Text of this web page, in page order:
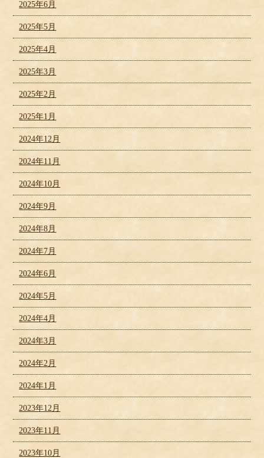
2025年6月
2025年5月
2025年4月
2025年3月
2025年2月
2025年1月
2024年12月
2024年11月
2024年10月
2024年9月
2024年8月
2024年7月
2024年6月
2024年5月
2024年4月
2024年3月
2024年2月
2024年1月
2023年12月
2023年11月
2023年10月